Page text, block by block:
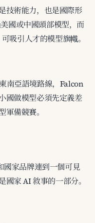
技術能力，也是國際形
國或中國頭部模型，而
吸引人才的模型旗幟。
南亞語境路線，Falcon
國做模型必須先定義差
備競賽。
國家品牌連到一個可見
家 AI 敘事的一部分。